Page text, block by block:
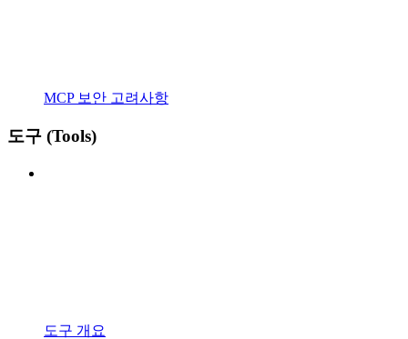
MCP 보안 고려사항
도구 (Tools)
도구 개요